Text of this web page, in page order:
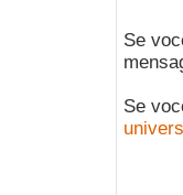
Se
Se